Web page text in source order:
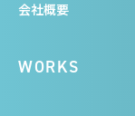
会社概要
WORKS